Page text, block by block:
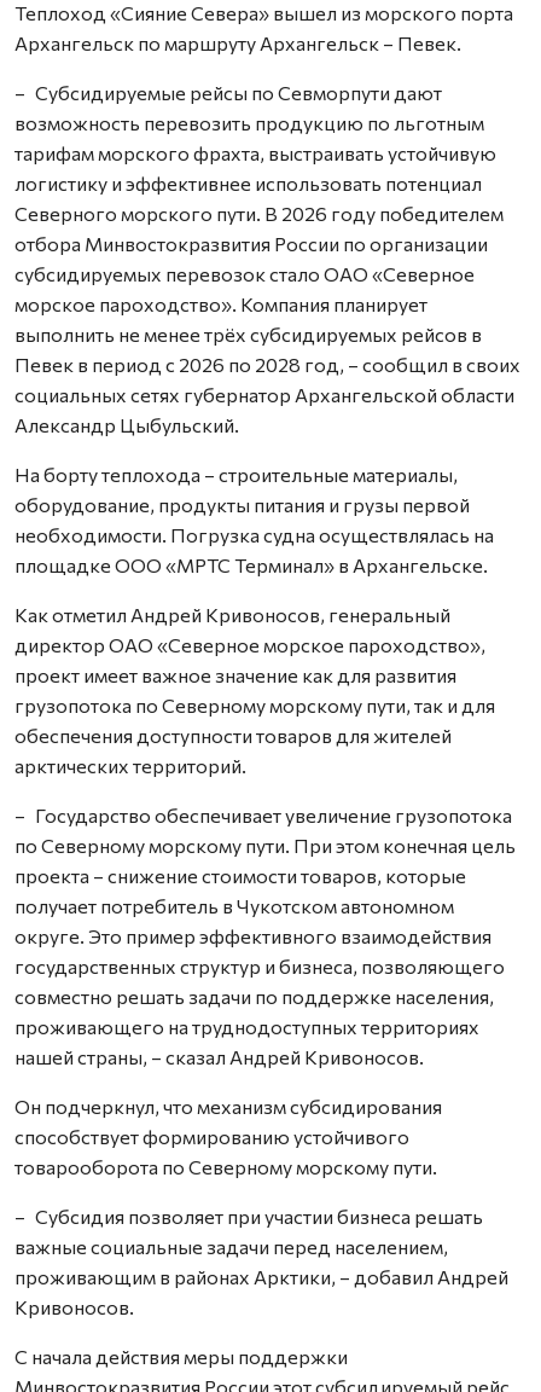
Теплоход «Сияние Севера» вышел из морского порта
Архангельск по маршруту Архангельск – Певек.
– Субсидируемые рейсы по Севморпути дают
возможность перевозить продукцию по льготным
тарифам морского фрахта, выстраивать устойчивую
логистику и эффективнее использовать потенциал
Северного морского пути. В 2026 году победителем
отбора Минвостокразвития России по организации
субсидируемых перевозок стало ОАО «Северное
морское пароходство». Компания планирует
выполнить не менее трёх субсидируемых рейсов в
Певек в период с 2026 по 2028 год, – сообщил в своих
социальных сетях губернатор Архангельской области
Александр Цыбульский.
На борту теплохода – строительные материалы,
оборудование, продукты питания и грузы первой
необходимости. Погрузка судна осуществлялась на
площадке ООО «МРТС Терминал» в Архангельске.
Как отметил Андрей Кривоносов, генеральный
директор ОАО «Северное морское пароходство»,
проект имеет важное значение как для развития
грузопотока по Северному морскому пути, так и для
обеспечения доступности товаров для жителей
арктических территорий.
– Государство обеспечивает увеличение грузопотока
по Северному морскому пути. При этом конечная цель
проекта – снижение стоимости товаров, которые
получает потребитель в Чукотском автономном
округе. Это пример эффективного взаимодействия
государственных структур и бизнеса, позволяющего
совместно решать задачи по поддержке населения,
проживающего на труднодоступных территориях
нашей страны, – сказал Андрей Кривоносов.
Он подчеркнул, что механизм субсидирования
способствует формированию устойчивого
товарооборота по Северному морскому пути.
– Субсидия позволяет при участии бизнеса решать
важные социальные задачи перед населением,
проживающим в районах Арктики, – добавил Андрей
Кривоносов.
С начала действия меры поддержки
Минвостокразвития России этот субсидируемый рейс